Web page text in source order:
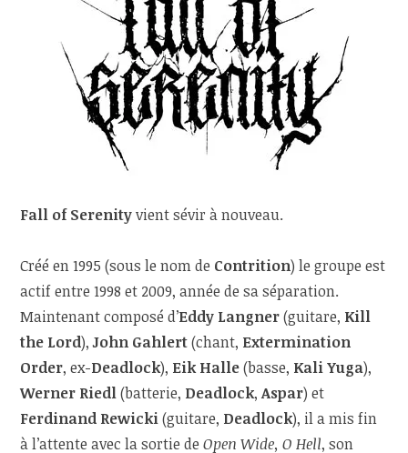
Fall of Serenityvient sévir à nouveau.
Créé en 1995 (sous le nom de Contrition) le groupe est
actif entre 1998 et 2009, année de sa séparation.
Maintenant composé d’Eddy Langner(guitare, Kill
the Lord),John Gahlert(chant, Extermination
Order, ex-Deadlock), Eik Halle(basse, Kali Yuga),
Werner Riedl(batterie, Deadlock,Aspar) et
Ferdinand Rewicki(guitare, Deadlock), il a mis fin
à l’attente avec la sortie deOpen Wide, O Hell, son